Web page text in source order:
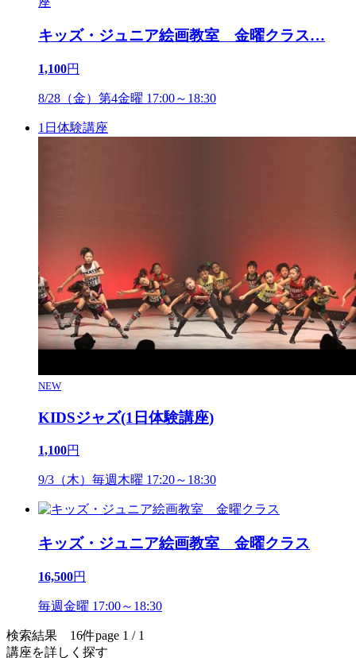
キッズ・ジュニア絵画教室 金曜クラス…
1,100円
8/28（金）第4金曜 17:00～18:30
1日体験講座
NEW
KIDSジャズ(1日体験講座)
1,100円
9/3（木）毎週木曜 17:20～18:30
キッズ・ジュニア絵画教室 金曜クラス
16,500円
毎週金曜 17:00～18:30
検索結果 16件page 1 / 1
講座を詳しく探す